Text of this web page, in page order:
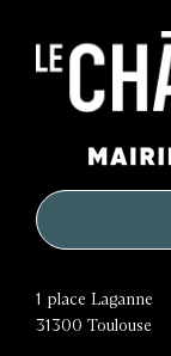
château
d'eau
1 place Laganne
31300 Toulouse